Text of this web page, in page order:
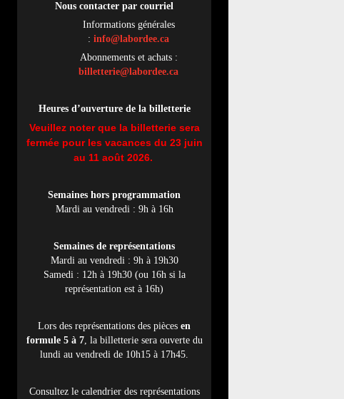
Nous contacter par courriel
Informations générales
: info@labordee.ca
Abonnements et achats :
billetterie@labordee.ca
Heures d’ouverture de la billetterie
Veuillez noter que la billetterie sera
fermée pour les vacances du 23 juin
au 11 août 2026.
Semaines hors programmation
Mardi au vendredi : 9h à 16h
Semaines de représentations
Mardi au vendredi : 9h à 19h30
Samedi : 12h à 19h30 (ou 16h si la
représentation est à 16h)
Lors des représentations des pièces en
formule 5 à 7, la billetterie sera ouverte du
lundi au vendredi de 10h15 à 17h45.
Consultez le calendrier des représentations